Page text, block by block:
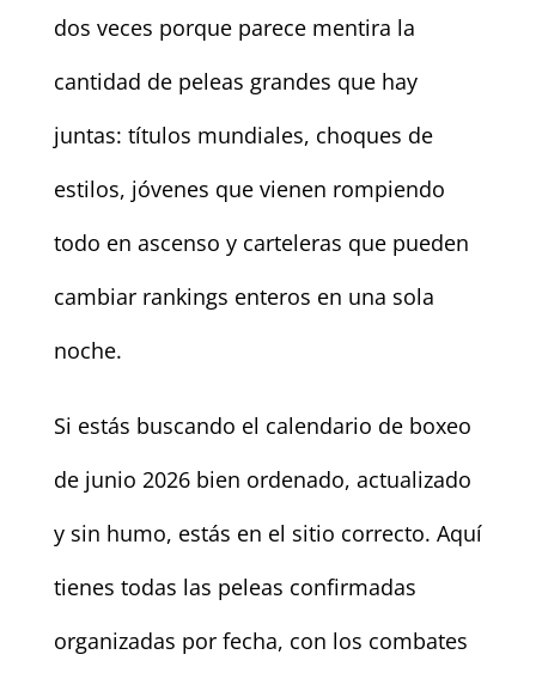
dos veces porque parece mentira la
cantidad de peleas grandes que hay
juntas: títulos mundiales, choques de
estilos, jóvenes que vienen rompiendo
todo en ascenso y carteleras que pueden
cambiar rankings enteros en una sola
noche.
Si estás buscando el calendario de boxeo
de junio 2026 bien ordenado, actualizado
y sin humo, estás en el sitio correcto. Aquí
tienes todas las peleas confirmadas
organizadas por fecha, con los combates